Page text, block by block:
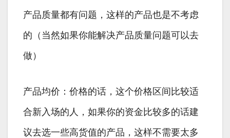
产品质量都有问题，这样的产品也是不考虑
的（当然如果你能解决产品质量问题可以去
做）
产品均价：价格的话，这个价格区间比较适
合新入场的人，如果你的资金比较多的话建
议去选一些高货值的产品，这样不需要太多